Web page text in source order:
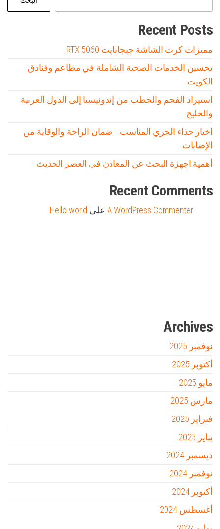
Recent Posts
مميزات كرت الشاشة جيجابايت RTX 5060
تحسين الخدمات الصحية الشاملة في مطاعم وفنادق
الكويت
استيراد الفحم والحطب من إندونيسيا إلى الدول العربية
والخليج
اختار حذاء الجري المناسب _ ضمان الراحة والوقاية من
الإصابات
أهمية اجهزة البحث عن المعادن في العصر الحديث
Recent Comments
A WordPress Commenter على Hello world!
Archives
نوفمبر 2025
أكتوبر 2025
مايو 2025
مارس 2025
فبراير 2025
يناير 2025
ديسمبر 2024
نوفمبر 2024
أكتوبر 2024
أغسطس 2024